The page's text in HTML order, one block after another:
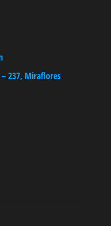
– 237, Miraflores